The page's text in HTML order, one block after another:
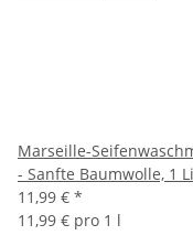
Marseille-
- Sanfte Baumwolle, 1
11,99 € *
11,99 € pro 1 l